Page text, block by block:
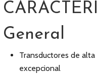
General
Transductores de
excepcional